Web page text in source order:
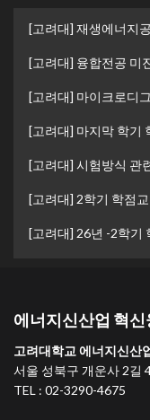
[고려대] 재생에너지
[고려대] 융합전공 미
[고려대] 마이크로디
[고려대] 마지막 학기
[고려대] 시험방식 관
[고려대] 2학기 학점
[고려대] 26년 -2학기
에너지신산업 혁
고려대학교 에너지신산
서울 성북구 개운사 2길
TEL : 02-3290-4675